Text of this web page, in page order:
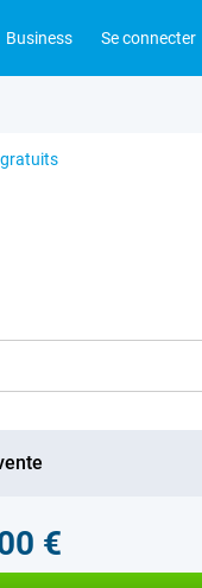
Business Se connecter
gratuits
€